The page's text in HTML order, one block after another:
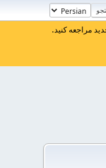
مراجعه کنید.